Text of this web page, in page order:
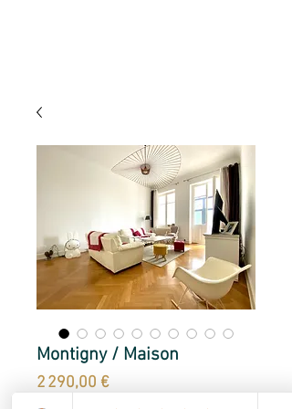
Montigny / Maison
2 290,00 €Prix